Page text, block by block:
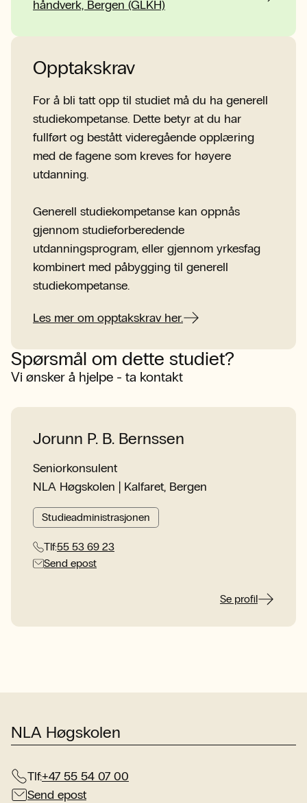
håndverk, Bergen (GLKH)
Opptakskrav
For å bli tatt opp til studiet må du ha generell
studiekompetanse. Dette betyr at du har
fullført og bestått videregående opplæring
med de fagene som kreves for høyere
utdanning.
Generell studiekompetanse kan oppnås
gjennom studieforberedende
utdanningsprogram, eller gjennom yrkesfag
kombinert med påbygging til generell
studiekompetanse.
Les mer om opptakskrav her.
Spørsmål om dette studiet?
Vi ønsker å hjelpe - ta kontakt
Jorunn P. B. Bernssen
Seniorkonsulent
NLA Høgskolen | Kalfaret, Bergen
Studieadministrasjonen
Tlf:55 53 69 23
Send epost
Se profil
NLA Høgskolen
Tlf:+47 55 54 07 00
Send epost